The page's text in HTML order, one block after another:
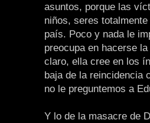
asuntos, porque las
niños, seres
país. Poco y nada le
preocupa en hacerse
claro, ella cree en los
baja de la reincidencia
no le preguntemos a
Y lo de la masacre de